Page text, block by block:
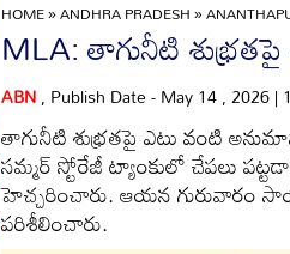
HOME»ANDHRA PRADESH»
MLA: తాగునీటి
ABN, Publish Date - May 14 , 2026 |
తాగునీటి శుభ్రతపై ఎటు వంటి
సమ్మర్‌ స్టోరేజీ ట్యాంకులో చేపలు
హెచ్చరించారు. ఆయన గురువారం
పరిశీలించారు.